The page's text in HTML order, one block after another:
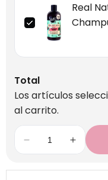
Real
Total
Los artículos
al carrito.